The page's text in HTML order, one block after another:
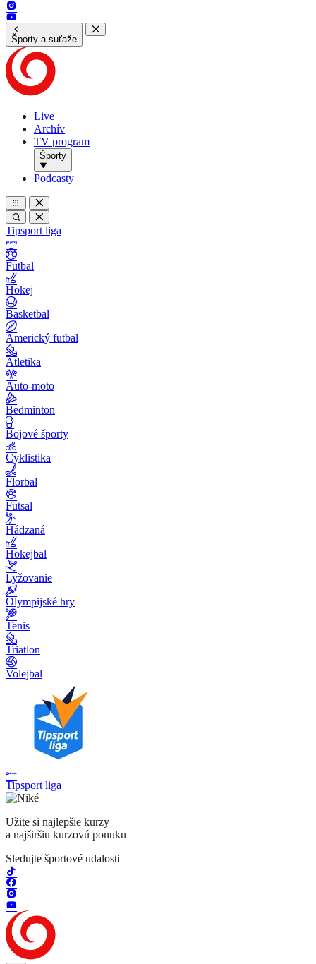
Športy a suťaže
Live
Archív
TV program
Športy
Podcasty
Tipsport liga
Futbal
Hokej
Basketbal
Americký futbal
Atletika
Auto-moto
Bedminton
Bojové športy
Cyklistika
Florbal
Futsal
Hádzaná
Hokejbal
Lyžovanie
Olympijské hry
Tenis
Triatlon
Volejbal
Tipsport liga
Užite si najlepšie kurzy
a najširšiu kurzovú ponuku
Sledujte športové udalosti